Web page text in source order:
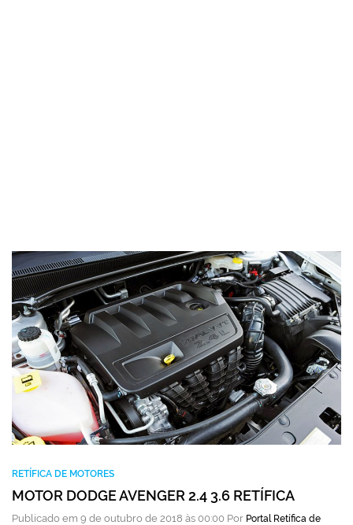
RETÍFICA DE MOTORES
MOTOR DODGE AVENGER 2.4 3.6 RETÍFICA
Publicado em 9 de outubro de 2018 às 00:00 Por Portal Retífica de